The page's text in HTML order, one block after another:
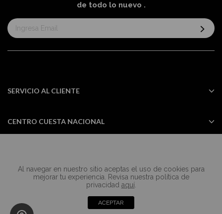
Al navegar en nuestro sitio aceptas el uso de cookies para
mejorar tu experiencia. Revisa nuestra política de
privacidad aquí.
ACEPTAR
de todo lo nuevo .
Suscríbase
al
informativo:
SERVICIO AL CLIENTE
CENTRO CUESTA NACIONAL
Todos los derechos reservados Casa
Cuesta ©2024